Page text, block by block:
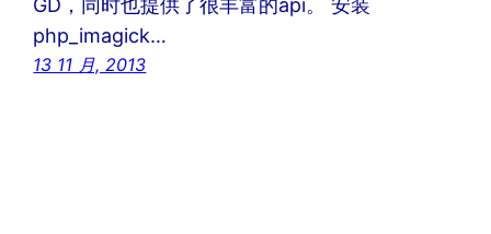
GD，同时也提供了很丰富的api。 安装
php_imagick…
13 11 月, 2013